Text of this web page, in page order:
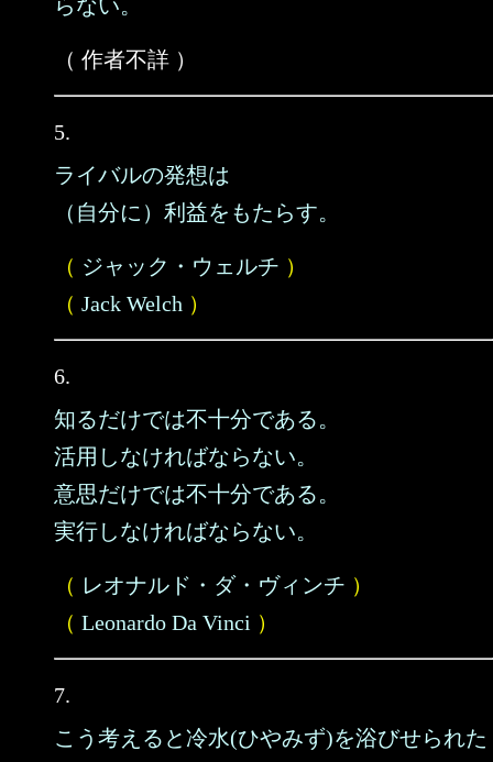
らない。
（ 作者不詳 ）
5.
ライバルの発想は
（自分に）利益をもたらす。
（ ジャック・ウェルチ ）
（ Jack Welch ）
6.
知るだけでは不十分である。
活用しなければならない。
意思だけでは不十分である。
実行しなければならない。
（ レオナルド・ダ・ヴィンチ ）
（ Leonardo Da Vinci ）
7.
こう考えると冷水(ひやみず)を浴びせられた